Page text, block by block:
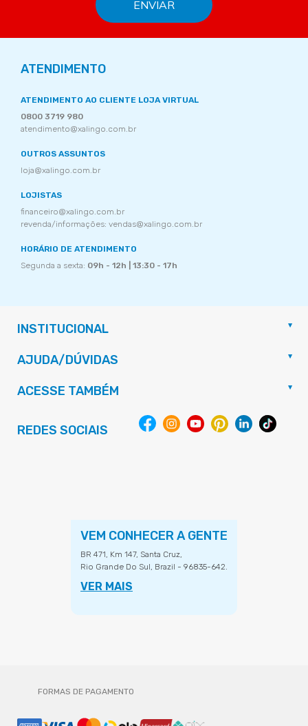
ATENDIMENTO
ATENDIMENTO AO CLIENTE LOJA VIRTUAL
0800 3719 980
atendimento@xalingo.com.br
OUTROS ASSUNTOS
loja@xalingo.com.br
LOJISTAS
financeiro@xalingo.com.br
revenda/informações: vendas@xalingo.com.br
HORÁRIO DE ATENDIMENTO
Segunda a sexta: 09h - 12h | 13:30 - 17h
INSTITUCIONAL
AJUDA/DÚVIDAS
ACESSE TAMBÉM
REDES SOCIAIS
VEM CONHECER A GENTE
BR 471, Km 147, Santa Cruz,
Rio Grande Do Sul, Brazil - 96835-642.
VER MAIS
FORMAS DE PAGAMENTO